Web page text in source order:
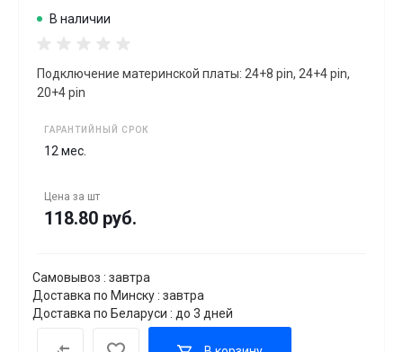
В наличии
Подключение материнской платы: 24+8 pin, 24+4 pin,
20+4 pin
ГАРАНТИЙНЫЙ СРОК
12 мес.
Цена за шт
118.80 руб.
Самовывоз : завтра
Доставка по Минску : завтра
Доставка по Беларуси : до 3 дней